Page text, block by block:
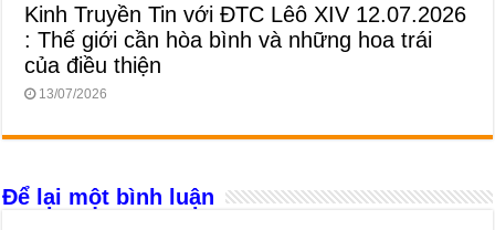
Kinh Truyền Tin với ĐTC Lêô XIV 12.07.2026
: Thế giới cần hòa bình và những hoa trái
của điều thiện
13/07/2026
Để lại một bình luận